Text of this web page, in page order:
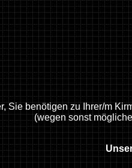
Sie benötigen zu Ihrer/m
(wegen sonst